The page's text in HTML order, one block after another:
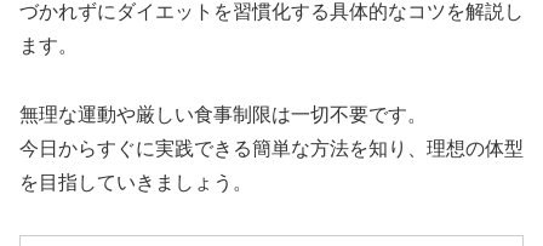
づかれずにダイエットを習慣化する具体的なコツを解説し
ます。
無理な運動や厳しい食事制限は一切不要です。
今日からすぐに実践できる簡単な方法を知り、理想の体型
を目指していきましょう。